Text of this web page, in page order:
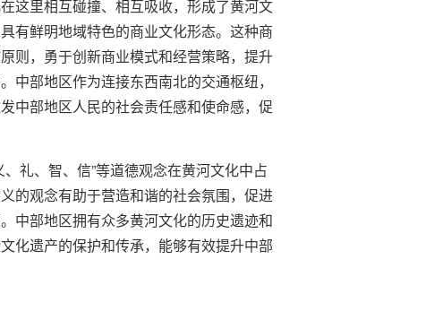
这里相互碰撞、相互吸收，形成了黄河文
有鲜明地域特色的商业文化形态。这种商
则，勇于创新商业模式和经营策略，提升
部地区作为连接东西南北的交通枢纽，
中部地区人民的社会责任感和使命感，促
礼、智、信”等道德观念在黄河文化中占
的观念有助于营造和谐的社会氛围，促进
中部地区拥有众多黄河文化的历史遗迹和
化遗产的保护和传承，能够有效提升中部